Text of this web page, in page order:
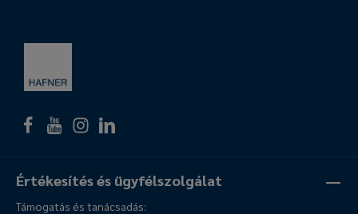
Értékesítés és ügyfélszolgálat
Támogatás és tanácsadás: